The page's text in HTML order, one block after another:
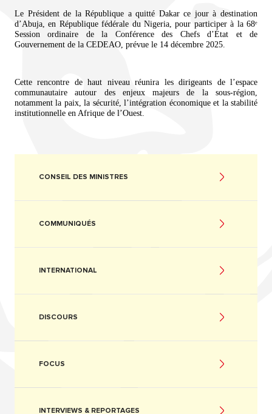
Le Président de la République a quitté Dakar ce jour à destination
d’Abuja, en République fédérale du Nigeria, pour participer à la 68ᵉ
Session ordinaire de la Conférence des Chefs d’État et de
Gouvernement de la CEDEAO, prévue le 14 décembre 2025.
Cette rencontre de haut niveau réunira les dirigeants de l’espace
communautaire autour des enjeux majeurs de la sous-région,
notamment la paix, la sécurité, l’intégration économique et la stabilité
institutionnelle en Afrique de l’Ouest.
CONSEIL DES MINISTRES
COMMUNIQUÉS
INTERNATIONAL
DISCOURS
FOCUS
INTERVIEWS & REPORTAGES